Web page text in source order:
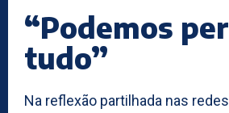
“Podemos
tudo”
Na reflexão partilhada nas